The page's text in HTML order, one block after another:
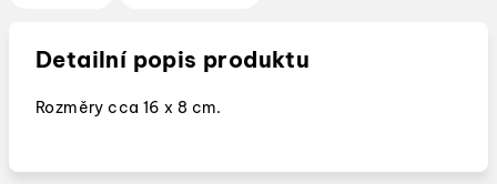
Detailní popis produktu
Rozměry cca 16 x 8 cm.